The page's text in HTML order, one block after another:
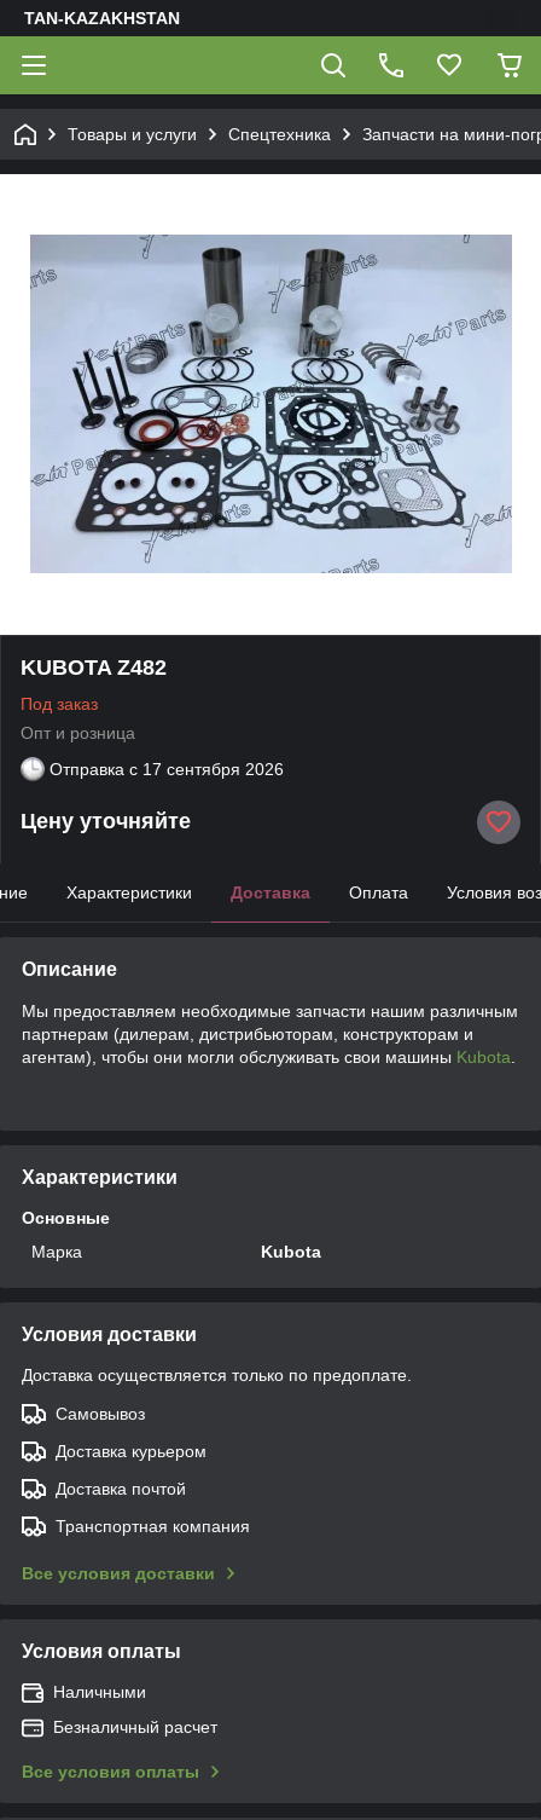
TAN-KAZAKHSTAN
Товары и услуги Спецтехника Запчасти на мини-
KUBOTA Z482
Под заказ
Опт и розница
Отправка с 17 сентября 2026
Цену уточняйте
Характеристики Доставка Оплата Условия
Описание
Мы предоставляем необходимые запчасти нашим различным
партнерам (дилерам, дистрибьюторам, конструкторам и
агентам), чтобы они могли обслуживать свои машины Kubota
Характеристики
Основные
Марка
Kubota
Условия доставки
Доставка осуществляется только по предоплате.
Самовывоз
Доставка курьером
Доставка почтой
Транспортная компания
Все условия доставки
Условия оплаты
Наличными
Безналичный расчет
Все условия оплаты